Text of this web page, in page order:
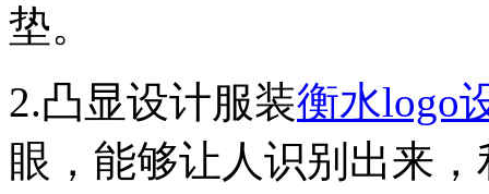
垫。
2.凸显设计服装衡水logo
眼，能够让人识别出来